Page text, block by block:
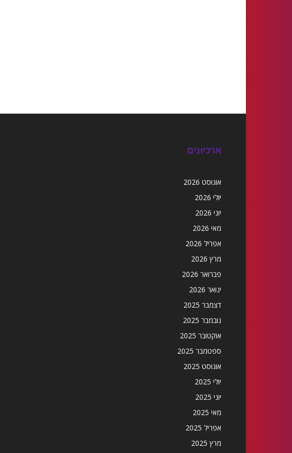
ארכיונים
אוגוסט 2026
יולי 2026
יוני 2026
מאי 2026
אפריל 2026
מרץ 2026
פברואר 2026
ינואר 2026
דצמבר 2025
נובמבר 2025
אוקטובר 2025
ספטמבר 2025
אוגוסט 2025
יולי 2025
יוני 2025
מאי 2025
אפריל 2025
מרץ 2025